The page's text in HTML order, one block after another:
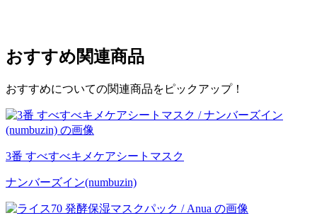
おすすめ関連商品
おすすめについての関連商品をピックアップ！
3番 すべすべキメケアシートマスク
ナンバーズイン(numbuzin)